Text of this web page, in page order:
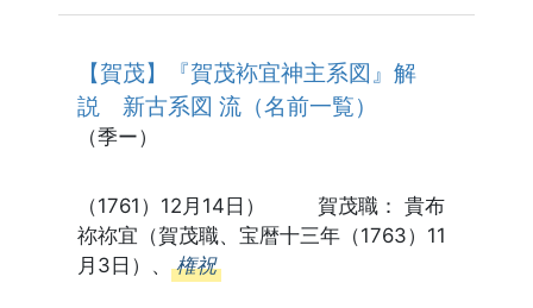
【賀茂】『賀茂袮宜神主系図』解
説 新古系図 流（名前一覧）
（季ー）
（1761）12月14日） 賀茂職： 貴布
祢祢宜（賀茂職、宝暦十三年（1763）11
月3日）、 権祝